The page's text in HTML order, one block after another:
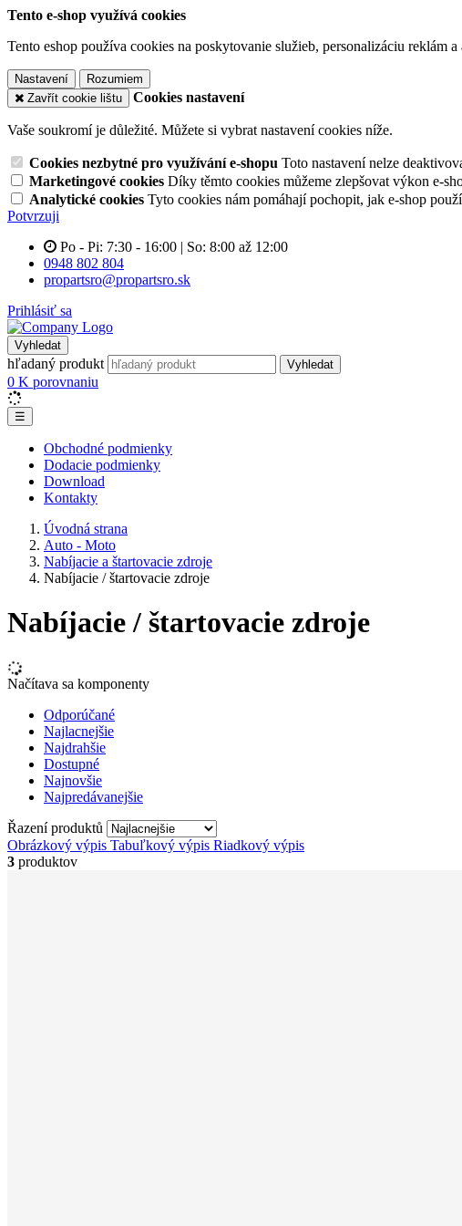
Tento e-shop využívá cookies
Tento eshop používa cookies na poskytovanie služieb, personalizáciu reklám
Nastavení
Rozumiem
Zavřít cookie lištu
Cookies nastavení
Vaše soukromí je důležité. Můžete si vybrat nastavení cookies níže.
Cookies nezbytné pro využívání e-shopu Toto nastavení nelze
Marketingové cookies Díky těmto cookies můžeme zlepšovat výkon e-
Analytické cookies Tyto cookies nám pomáhají pochopit, jak e-shop
Potvrzuji
Po - Pi: 7:30 - 16:00 | So: 8:00 až 12:00
0948 802 804
propartsro@propartsro.sk
Prihlásiť sa
Vyhledat
hľadaný produkt Vyhledat
0 K porovnaniu
☰
Obchodné podmienky
Dodacie podmienky
Download
Kontakty
Úvodná strana
Auto - Moto
Nabíjacie a štartovacie zdroje
Nabíjacie / štartovacie zdroje
Nabíjacie / štartovacie zdroje
Načítava sa komponenty
Odporúčané
Najlacnejšie
Najdrahšie
Dostupné
Najnovšie
Najpredávanejšie
Řazení produktů
Obrázkový výpis Tabuľkový výpis Riadkový výpis
3 produktov